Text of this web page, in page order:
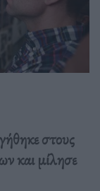
στους
και μίλησε